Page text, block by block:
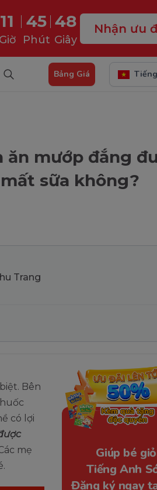
11 45
Phút
47
Giây
Nhận ưu
Bảng Giá
ăn mướp đắng
sữa không?
Trang
Bên
có lợi
mẹ
Giúp bé
Tiếng Anh
Đăng ký ngay